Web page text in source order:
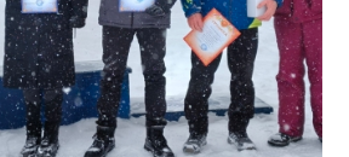
Читать